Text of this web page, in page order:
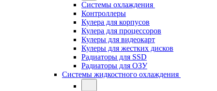
Системы охлаждения
Контроллеры
Кулера для корпусов
Кулера для процессоров
Кулеры для видеокарт
Кулеры для жестких дисков
Радиаторы для SSD
Радиаторы для ОЗУ
Системы жидкостного охлаждения